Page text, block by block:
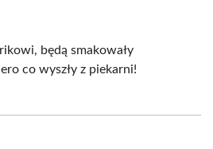
będą smakowały
co wyszły z piekarni!